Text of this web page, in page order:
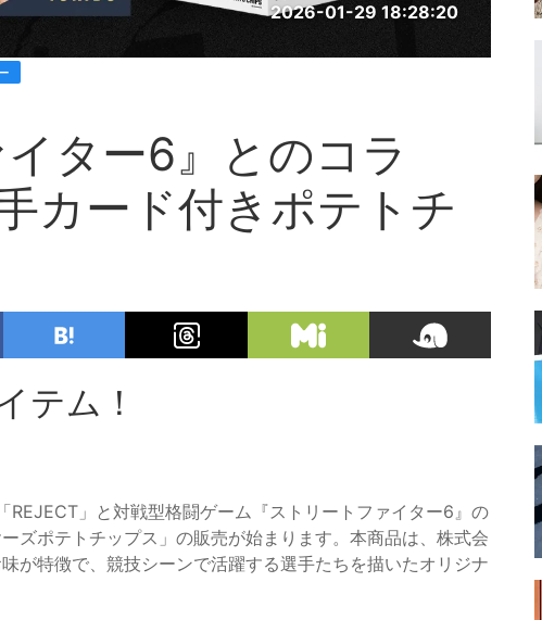
2026-01-29 18:28:20
イター6』とのコラ
カード付きポテトチ
テム！
」と対戦型格闘ゲーム『ストリートファイター6』の
ズポテトチップス」の販売が始まります。本商品は、株式会
が特徴で、競技シーンで活躍する選手たちを描いたオリジナ